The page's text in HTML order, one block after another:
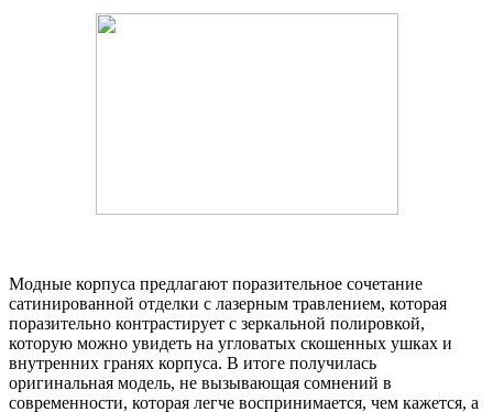
Модные корпуса предлагают поразительное сочетание
сатинированной отделки с лазерным травлением, которая
поразительно контрастирует с зеркальной полировкой,
которую можно увидеть на угловатых скошенных ушках и
внутренних гранях корпуса. В итоге получилась
оригинальная модель, не вызывающая сомнений в
современности, которая легче воспринимается, чем кажется, а